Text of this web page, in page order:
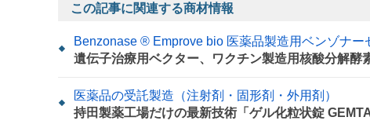
この記事に関連する商材情報
Benzonase ® Emprove bio 医薬品製造用ベンゾナー
遺伝子治療用ベクター、ワクチン製造用核酸分解酵
医薬品の受託製造（注射剤・固形剤・外用剤）
持田製薬工場だけの最新技術「ゲル化粒状錠